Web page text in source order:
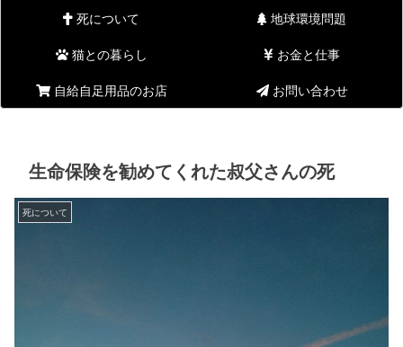
死について
地球環境問題
猫との暮らし
お金と仕事
自給自足用品のお店
お問い合わせ
生命保険を勧めてくれた叔父さんの死
死について